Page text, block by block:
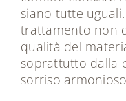
siano tutte
trattamento non
qualità del
soprattutto dalla
sorriso